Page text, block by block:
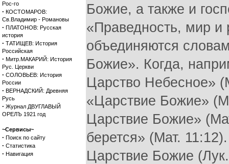
Рос-го
· КОСТОМАРОВ:
Св.Владимир - Романовы
· ПЛАТОНОВ: Русская
история
· ТАТИЩЕВ: История
Российская
· Митр.МАКАРИЙ: История
Рус. Церкви
· СОЛОВЬЕВ: История
России
· ВЕРНАДСКИЙ: Древняя
Русь
· Журнал ДВУГЛАВЫЙ
ОРЕЛЪ 1921 год
~Сервисы~
· Поиск по сайту
· Статистика
· Навигация
Божие, а также и
«Праведность, мир
объединяются
Божие». Когда,
Царство Небесное»
«Царствие Божие»
Царствие Божие»
берется» (Мат.
Царствие Божие